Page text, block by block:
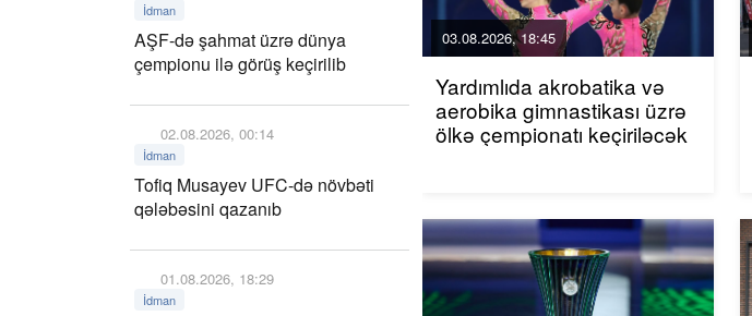
İdman
AŞF-də şahmat üzrə dünya
çempionu ilə görüş keçirilib
02.08.2026, 00:14
İdman
Tofiq Musayev UFC-də növbəti
qələbəsini qazanıb
01.08.2026, 18:29
İdman
03.08.2026, 18:45
Yardımlıda akrobatika və
aerobika gimnastikası üzrə
ölkə çempionatı keçiriləcək